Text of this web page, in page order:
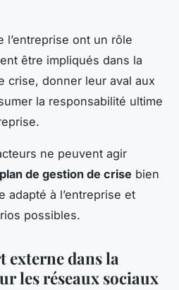
l’entreprise ont un rôle
être impliqués dans la
crise, donner leur aval aux
la responsabilité ultime
ne peuvent agir
plan de gestion de crise bien
adapté à l’entreprise et
possibles.
externe dans la
les réseaux sociaux